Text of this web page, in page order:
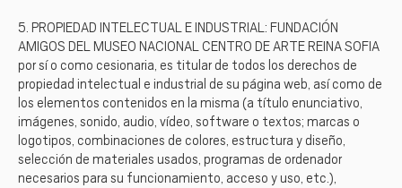
5. PROPIEDAD INTELECTUAL E INDUSTRIAL: FUNDACIÓN
AMIGOS DEL MUSEO NACIONAL CENTRO DE ARTE REINA SOFIA
por sí o como cesionaria, es titular de todos los derechos de
propiedad intelectual e industrial de su página web, así como de
los elementos contenidos en la misma (a título enunciativo,
imágenes, sonido, audio, vídeo, software o textos; marcas o
logotipos, combinaciones de colores, estructura y diseño,
selección de materiales usados, programas de ordenador
necesarios para su funcionamiento, acceso y uso, etc.),